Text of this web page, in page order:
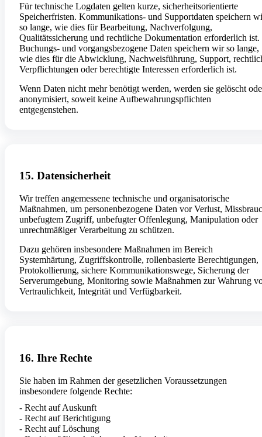
Für technische Logdaten gelten kurze, sicherheitsorientierte
Speicherfristen. Kommunikations- und Supportdaten speichern
so lange, wie dies für Bearbeitung, Nachverfolgung,
Qualitätssicherung und rechtliche Dokumentation erforderlich ist.
Buchungs- und vorgangsbezogene Daten speichern wir so lange,
wie dies für die Abwicklung, Nachweisführung, Support,
Verpflichtungen oder berechtigte Interessen erforderlich ist.
Wenn Daten nicht mehr benötigt werden, werden sie gelöscht
anonymisiert, soweit keine Aufbewahrungspflichten
entgegenstehen.
15. Datensicherheit
Wir treffen angemessene technische und organisatorische
Maßnahmen, um personenbezogene Daten vor Verlust,
unbefugtem Zugriff, unbefugter Offenlegung, Manipulation oder
unrechtmäßiger Verarbeitung zu schützen.
Dazu gehören insbesondere Maßnahmen im Bereich
Systemhärtung, Zugriffskontrolle, rollenbasierte Berechtigungen,
Protokollierung, sichere Kommunikationswege, Sicherung der
Serverumgebung, Monitoring sowie Maßnahmen zur Wahrung
Vertraulichkeit, Integrität und Verfügbarkeit.
16. Ihre Rechte
Sie haben im Rahmen der gesetzlichen Voraussetzungen
insbesondere folgende Rechte:
- Recht auf Auskunft
- Recht auf Berichtigung
- Recht auf Löschung